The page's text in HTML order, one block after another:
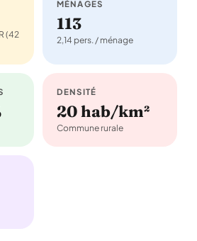
(42
MÉNAGES
113
2,14 pers. / ménage
DENSITÉ
20 hab/km²
Commune rurale